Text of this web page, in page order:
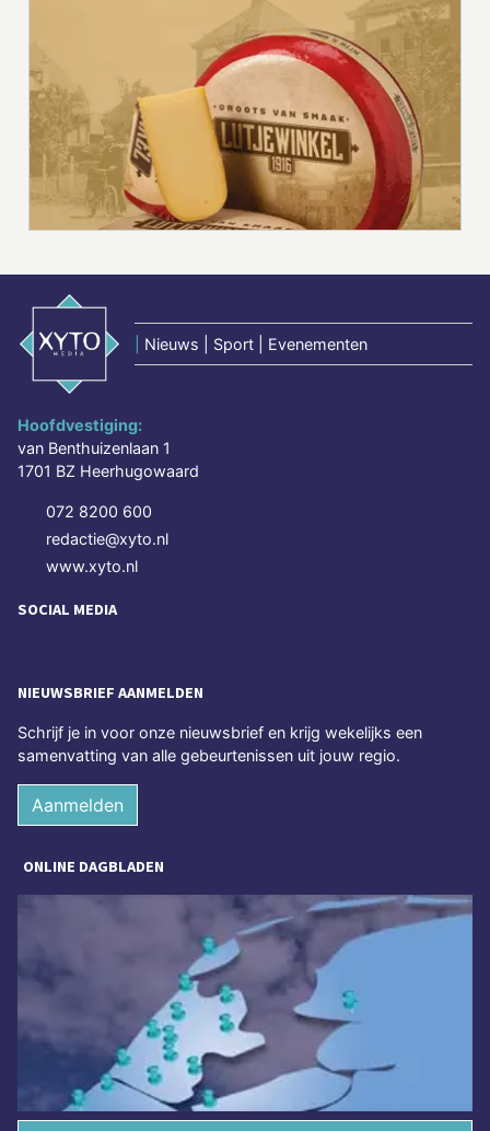
Nieuws | Sport | Evenementen
Hoofdvestiging:
van Benthuizenlaan 1
1701 BZ Heerhugowaard
072 8200 600
redactie@xyto.nl
www.xyto.nl
SOCIAL MEDIA
NIEUWSBRIEF AANMELDEN
Schrijf je in voor onze nieuwsbrief en krijg wekelijks een
samenvatting van alle gebeurtenissen uit jouw regio.
Aanmelden
ONLINE DAGBLADEN